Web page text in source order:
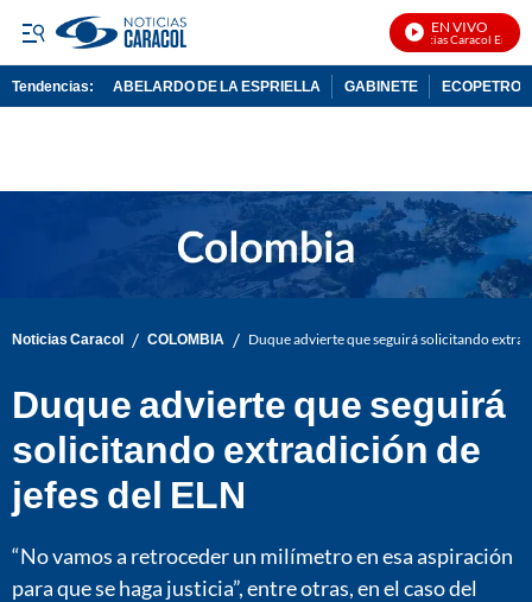
EN VIVO
Noticias Caracol En Vivo
Tendencias: ABELARDO DE LA ESPRIELLA GABINETE ECOPETROL
Noticias Caracol / COLOMBIA / Duque advierte que seguirá solicitando
Duque advierte que seguirá
solicitando extradición de
jefes del ELN
“No vamos a retroceder un milímetro en esa aspiración
para que se haga justicia”, entre otras, en el caso del